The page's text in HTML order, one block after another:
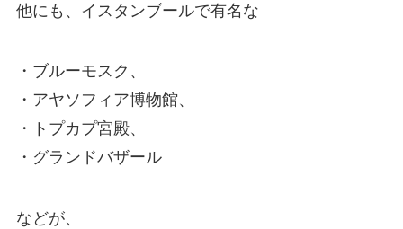
他にも、イスタンブールで有名な
・ブルーモスク、
・アヤソフィア博物館、
・トプカプ宮殿、
・グランドバザール
などが、